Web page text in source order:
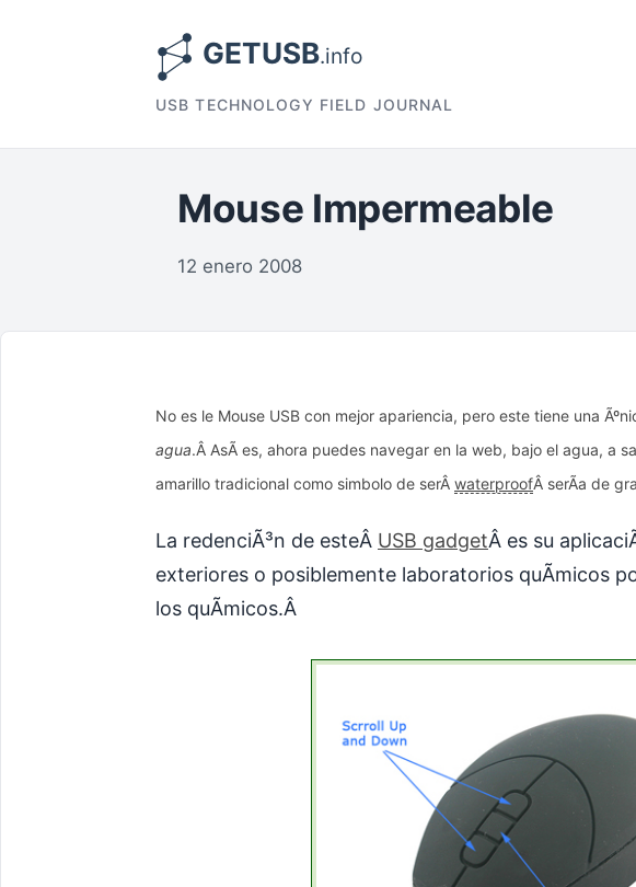
USB TECHNOLOGY FIELD JOURNAL
Mouse Impermeable
12 enero 2008
No es le Mouse USB con mejor apariencia, pero este tiene una
agua.Â AsÃ­ es, ahora puedes navegar en la web, bajo el agua, a
amarillo tradicional como simbolo de serÂ waterproofÂ serÃ­a de
La redenciÃ³n de esteÂ USB gadgetÂ es su
exteriores o posiblemente laboratorios quÃ­micos
los quÃ­micos.Â